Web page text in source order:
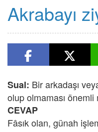
Akrabayı
Sual: Bir arkadaşı
olup olmaması önemli
CEVAP
Fâsık olan, günah